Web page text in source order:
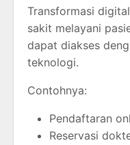
Transformasi
sakit melayani
dapat diakses
teknologi.
Contohnya:
Pendaftaran
Reservasi